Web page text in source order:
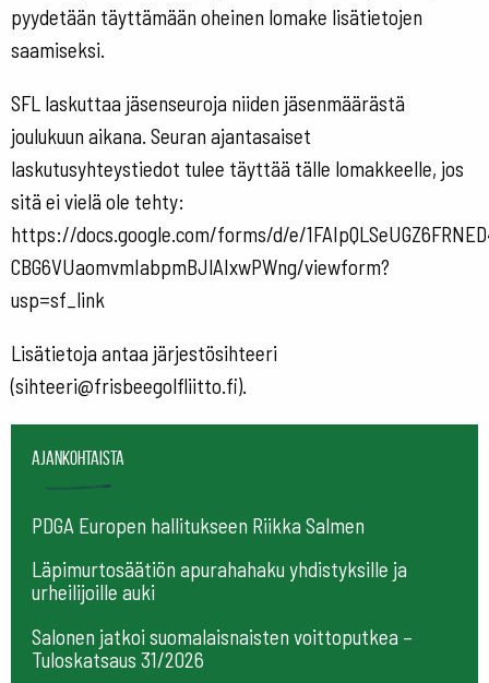
pyydetään täyttämään oheinen lomake lisätietojen
saamiseksi.
SFL laskuttaa jäsenseuroja niiden jäsenmäärästä
joulukuun aikana. Seuran ajantasaiset
laskutusyhteystiedot tulee täyttää tälle lomakkeelle, jos
sitä ei vielä ole tehty:
https://docs.google.com/forms/d/e/
CBG6VUaomvmIabpmBJlAIxwPWng/viewform?
usp=sf_link
Lisätietoja antaa järjestösihteeri
(sihteeri@frisbeegolfliitto.fi).
Ajankohtaista
PDGA Europen hallitukseen Riikka Salmen
Läpimurtosäätiön apurahahaku yhdistyksille ja
urheilijoille auki
Salonen jatkoi suomalaisnaisten voittoputkea –
Tuloskatsaus 31/2026